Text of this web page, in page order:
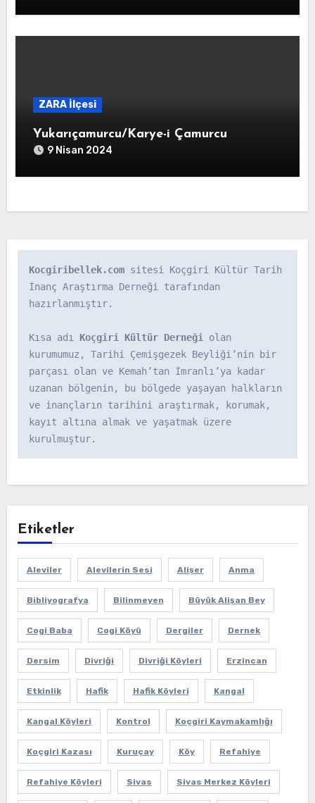
ZARA İlçesi
Yukarıçamurcu/Karye-i Çamurcu
9 Nisan 2024
Kocgiribellek.com sitesi Koçgiri Kültür Tarih
İnanç Araştırma Derneği tarafından
hazırlanmıştır.
Kısa adı Koçgiri Kültür Derneği olan
kurumumuz, Tarihi Çemişgezek Beyliği’nin bir
parçası olan ve Kemah’tan İmranlı’ya kadar
uzanan bölgenin, bu bölgede yaşayan halkların
ve inançların tarihini araştırmak, korumak,
kayıt altına almak ve yaşatmak üzere
kurulmuştur.
Etiketler
Aleviler Alevilerin Sesi Alişer Anma
Bibliyografya Bilinmeyen Büyük Alişan Bey
Cogi Baba Cogi Köyü Dergiler Dernek
Dersim Divriği Divriği Köyleri Erzincan
Etkinlik Hafik Hafik Köyleri Kangal
Kangal Köyleri Kontrol Koçgiri Kaymakamlığı
Koçgiri Kazası Kuruçay Köy Refahiye
Refahiye Köyleri Sivas Sivas Merkez Köyleri